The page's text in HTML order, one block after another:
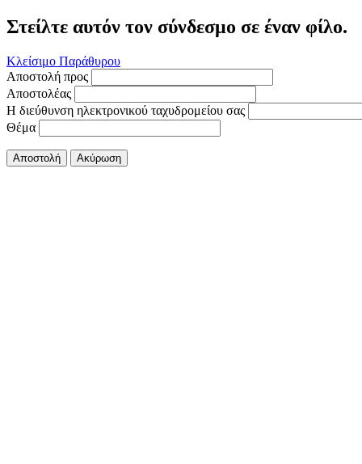
Στείλτε αυτόν τον σύνδεσμο σε έναν φίλο.
Κλείσιμο Παράθυρου
Αποστολή προς
Αποστολέας
Η διεύθυνση ηλεκτρονικού ταχυδρομείου σας
Θέμα
Αποστολή Ακύρωση